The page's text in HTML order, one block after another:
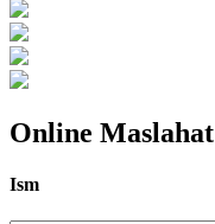
Online Maslahat
Ism